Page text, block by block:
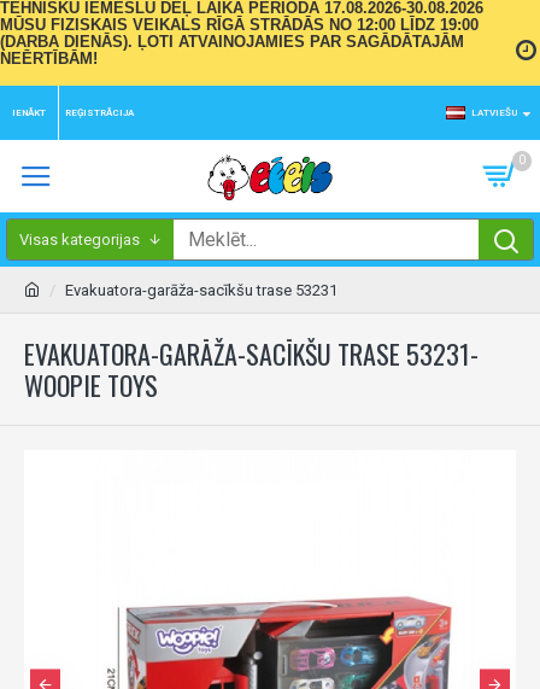
TEHNISKU IEMESLU DĒĻ LAIKA PERIODĀ 17.08.2026-30.08.2026
MŪSU FIZISKAIS VEIKALS RĪGĀ STRĀDĀS NO 12:00 LĪDZ 19:00
(DARBA DIENĀS). ĻOTI ATVAINOJAMIES PAR SAGĀDĀTAJĀM
NEĒRTĪBĀM!
IENĀKT REĢISTRĀCIJA LATVIEŠU
0
Visas kategorijas
Evakuatora-garāža-sacīkšu trase 53231
EVAKUATORA-GARĀŽA-SACĪKŠU TRASE 53231-
WOOPIE TOYS